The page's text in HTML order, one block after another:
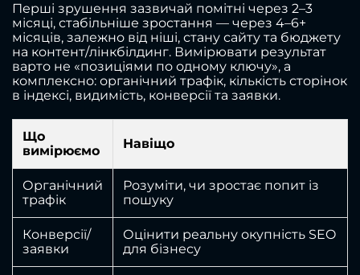
Перші зрушення зазвичай помітні через 2–3
місяці, стабільніше зростання — через 4–6+
місяців, залежно від ніші, стану сайту та бюджету
на контент/лінкбілдинг. Вимірювати результат
варто не «позиціями по одному ключу», а
комплексно: органічний трафік, кількість сторінок
в індексі, видимість, конверсії та заявки.
Що
вимірюємо
Навіщо
Органічний
трафік
Розуміти, чи зростає попит із
пошуку
Конверсії/
заявки
Оцінити реальну окупність SEO
для бізнесу